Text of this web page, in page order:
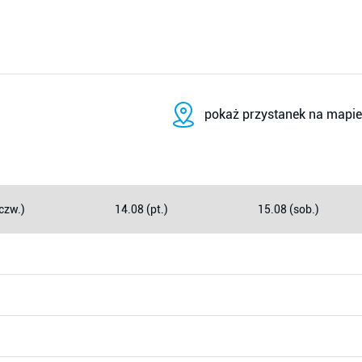
pokaż przystanek na mapie
14.08 (pt.) 15.08 (sob.)